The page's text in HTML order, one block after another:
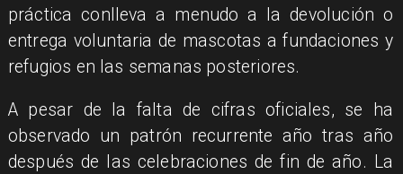
práctica conlleva a menudo a la devolución o
entrega voluntaria de mascotas a fundaciones y
refugios en las semanas posteriores.
A pesar de la falta de cifras oficiales, se ha
observado un patrón recurrente año tras año
después de las celebraciones de fin de año. La